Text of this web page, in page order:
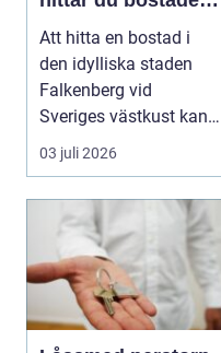
för dig
Att hitta en bostad i
den idylliska staden
Falkenberg vid
Sveriges västkust kan
vara både...
03 juli 2026